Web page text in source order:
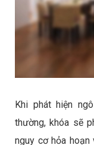
Khi phát hiện
thường, khóa sẽ
nguy cơ hỏa